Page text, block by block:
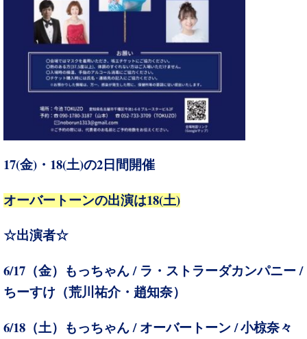
17(金)・18(土)の2 日間開催
オーバートーンの出演は18(土)
☆出演者☆
6/17 （金）もっちゃん /ラ・ストラーダカンパニー /
ちーすけ（荒川祐介・趙知奈）
6/18 （土） もっちゃん/オーバートーン /小椋奈々